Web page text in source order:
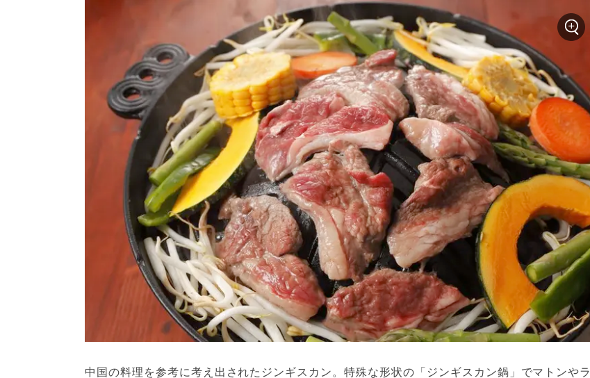
中国の料理を参考に考え出されたジンギスカン。特殊な形状の「ジンギスカン鍋」でマトンやラ